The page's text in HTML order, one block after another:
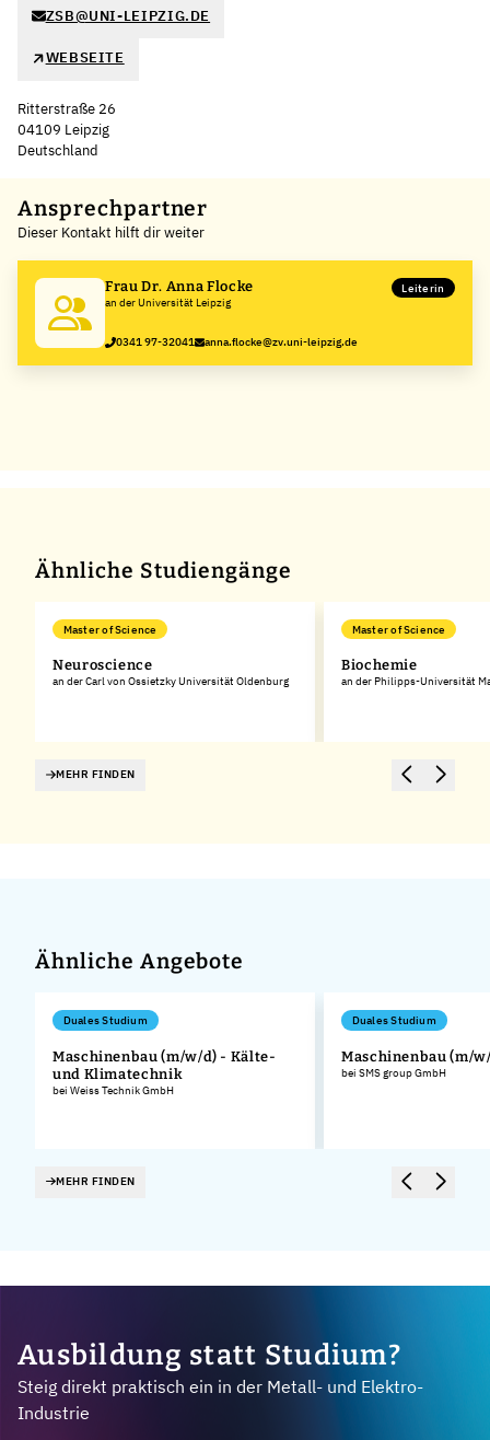
ZSB@UNI-LEIPZIG.DE
WEBSEITE
Ritterstraße 26
04109 Leipzig
Deutschland
+
−
Ansprechpartner
Dieser Kontakt hilft dir weiter
Frau Dr. Anna Flocke
an der Universität Leipzig
Leiterin
0341 97-32041 anna.flocke@zv.uni-leipzig.de
Ähnliche Studiengänge
Master of Science
Neuroscience
an der Carl von Ossietzky Universität Oldenburg
Master of Science
Biochemie
an der Philipps-Universität
MEHR FINDEN
Ähnliche Angebote
Duales Studium
Maschinenbau (m/w/d) - Kälte-
und Klimatechnik
bei Weiss Technik GmbH
Duales Studium
Maschinenbau (m/
bei SMS group GmbH
MEHR FINDEN
Ausbildung statt Studium?
Steig direkt praktisch ein in der Metall- und Elektro-
Industrie